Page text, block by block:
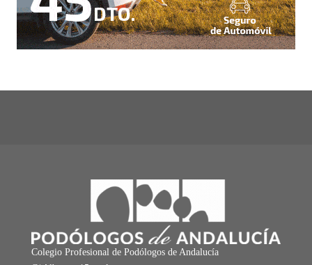
Colegio Profesional de Podólogos de Andalucía